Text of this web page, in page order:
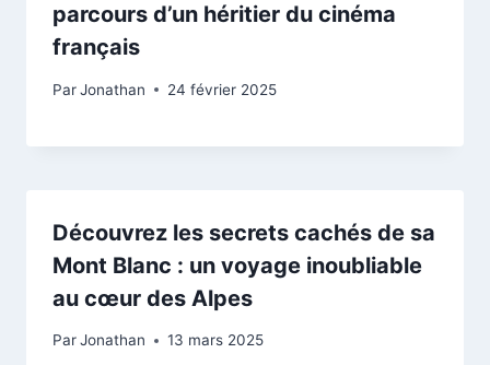
parcours d’un héritier du cinéma
français
ParJonathan 24 février 2025
Découvrez les secrets cachés de sa
Mont Blanc : un voyage inoubliable
au cœur des Alpes
ParJonathan 13 mars 2025